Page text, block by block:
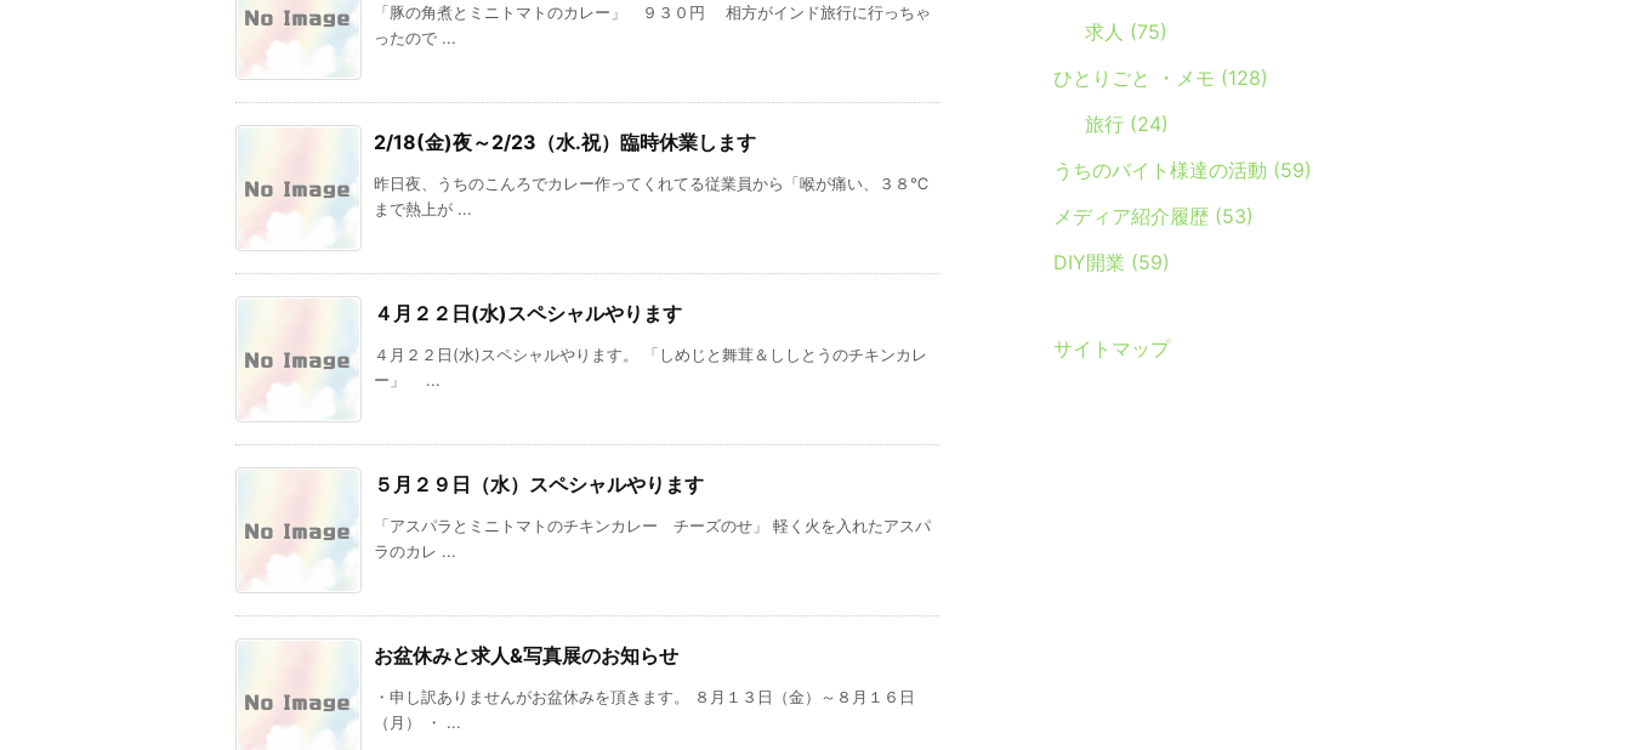
「豚の角煮とミニトマトのカレー」 ９３０円 相方がインド旅行に行っちゃ
ったので ...
2/18(金)夜～2/23（水.祝）臨時休業します
昨日夜、うちのこんろでカレー作ってくれてる従業員から「喉が痛い、３８℃
まで熱上が ...
４月２２日(水)スペシャルやります
４月２２日(水)スペシャルやります。 「しめじと舞茸＆ししとうのチキンカレ
ー」 ...
５月２９日（水）スペシャルやります
「アスパラとミニトマトのチキンカレー チーズのせ」 軽く火を入れたアスパ
ラのカレ ...
お盆休みと求人&写真展のお知らせ
・申し訳ありませんがお盆休みを頂きます。 ８月１３日（金）～８月１６日
（月） ・ ...
求人 (75)
ひとりごと ・メモ (128)
旅行 (24)
うちのバイト様達の活動 (59)
メディア紹介履歴 (53)
DIY開業 (59)
サイトマップ